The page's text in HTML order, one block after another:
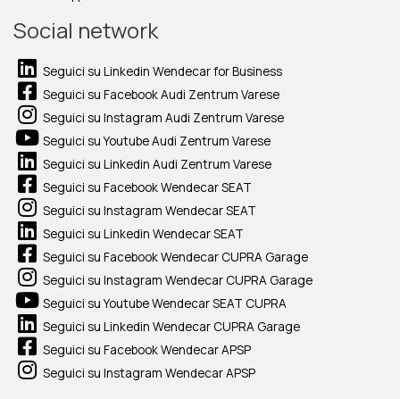
Social network
Seguici su Linkedin Wendecar for Business
Seguici su Facebook Audi Zentrum Varese
Seguici su Instagram Audi Zentrum Varese
Seguici su Youtube Audi Zentrum Varese
Seguici su Linkedin Audi Zentrum Varese
Seguici su Facebook Wendecar SEAT
Seguici su Instagram Wendecar SEAT
Seguici su Linkedin Wendecar SEAT
Seguici su Facebook Wendecar CUPRA Garage
Seguici su Instagram Wendecar CUPRA Garage
Seguici su Youtube Wendecar SEAT CUPRA
Seguici su Linkedin Wendecar CUPRA Garage
Seguici su Facebook Wendecar APSP
Seguici su Instagram Wendecar APSP